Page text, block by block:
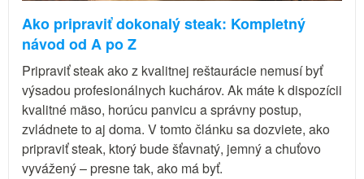
Ako pripraviť dokonalý steak: Kompletný
návod od A po Z
Pripraviť steak ako z kvalitnej reštaurácie nemusí byť
výsadou profesionálnych kuchárov. Ak máte k dispozícii
kvalitné mäso, horúcu panvicu a správny postup,
zvládnete to aj doma. V tomto článku sa dozviete, ako
pripraviť steak, ktorý bude šťavnatý, jemný a chuťovo
vyvážený – presne tak, ako má byť.